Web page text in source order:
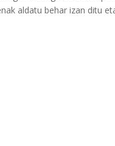
aldatu behar izan ditu